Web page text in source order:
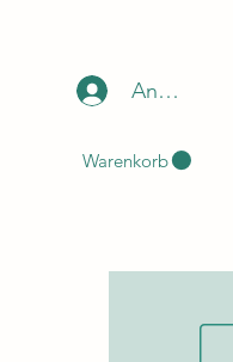
Warenkorb
Anmelden